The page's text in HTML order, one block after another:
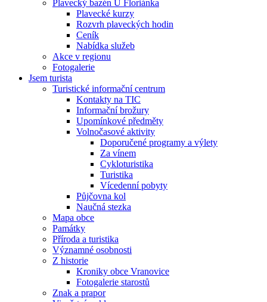
Plavecký bazén U Floriánka
Plavecké kurzy
Rozvrh plaveckých hodin
Ceník
Nabídka služeb
Akce v regionu
Fotogalerie
Jsem turista
Turistické informační centrum
Kontakty na TIC
Informační brožury
Upomínkové předměty
Volnočasové aktivity
Doporučené programy a výlety
Za vínem
Cykloturistika
Turistika
Vícedenní pobyty
Půjčovna kol
Naučná stezka
Mapa obce
Památky
Příroda a turistika
Významné osobnosti
Z historie
Kroniky obce Vranovice
Fotogalerie starostů
Znak a prapor